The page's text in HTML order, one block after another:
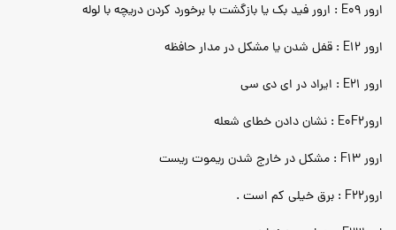
ارورE09 : ارور فید بک یا بازگشت با برخورد کردن دریچه با لوله
ارورE12 : قفل شدن یا مشکل در مدار حافظه
ارور E21 : ایراد در ای دی سی
ارورE0F2 : نشان دادن خطای شعله
ارورF13 : مشکل در خارج شدن ریموت ریست
ارورF22 : برق خیلی کم است .